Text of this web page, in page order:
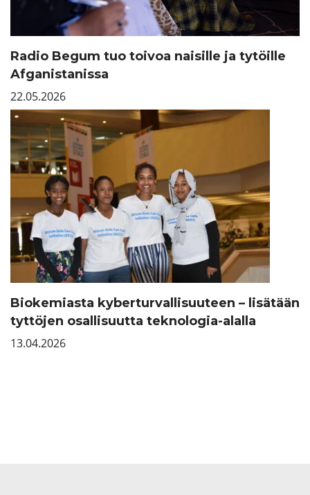
Radio Begum tuo toivoa naisille ja tytöille
Afganistanissa
22.05.2026
Biokemiasta kyberturvallisuuteen – lisätään
tyttöjen osallisuutta teknologia-alalla
13.04.2026